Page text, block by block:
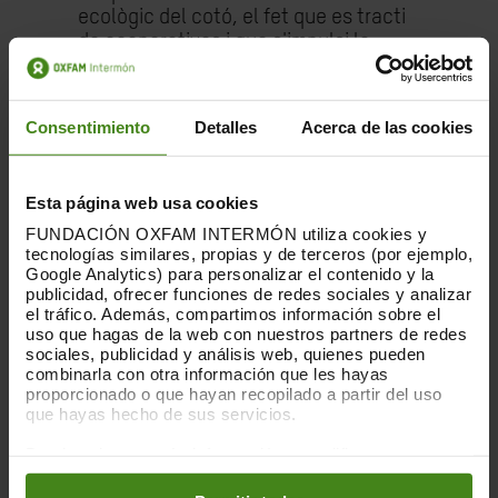
Consentimiento Detalles Acerca de las cookies
Esta página web usa cookies
FUNDACIÓN OXFAM INTERMÓN utiliza cookies y
tecnologías similares, propias y de terceros (por ejemplo,
Google Analytics) para personalizar el contenido y la
publicidad, ofrecer funciones de redes sociales y analizar
el tráfico. Además, compartimos información sobre el
uso que hagas de la web con nuestros partners de redes
sociales, publicidad y análisis web, quienes pueden
combinarla con otra información que les hayas
proporcionado o que hayan recopilado a partir del uso
que hayas hecho de sus servicios.
preferencias accediendo a nuestraPolítica de Cookieso
ecològic del cotó, el fet que es tracti
de cooperatives i que s'impulsi la
igualtat de gènere. Garantir que cap
desenvolupament en comunitats
pobres és una cosa que mereix tot el
Pijames, càrdigans, jerseis, polos,
samarretes, mitjons, bosses i fulards
conformen aquesta col·lecció de cotó
100% orgànic i de comerç just. Les
peces arriben des de l'Índia de la mà
de l'Associació
d'Agricultors Chetna Organic. Aquesta
organització cultiva el cotó amb el